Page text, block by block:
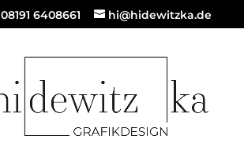
08191 6408661 hi@hidewitzka.de